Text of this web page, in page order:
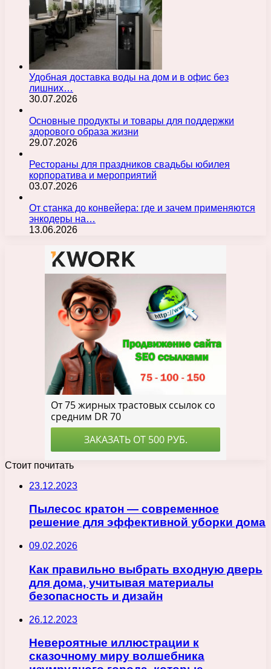
Удобная доставка воды на дом и в офис без
лишних…
30.07.2026
Основные продукты и товары для поддержки
здорового образа жизни
29.07.2026
Рестораны для праздников свадьбы юбилея
корпоратива и мероприятий
03.07.2026
От станка до конвейера: где и зачем применяются
энкодеры на…
13.06.2026
Стоит почитать
23.12.2023
Пылесос кратон — современное
решение для эффективной уборки дома
09.02.2026
Как правильно выбрать входную дверь
для дома, учитывая материалы
безопасность и дизайн
26.12.2023
Невероятные иллюстрации к
сказочному миру волшебника